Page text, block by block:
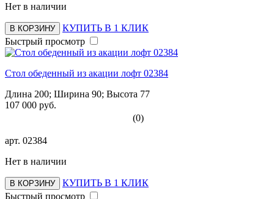
Нет в наличии
В КОРЗИНУ
КУПИТЬ В 1 КЛИК
Быстрый просмотр
Стол обеденный из акации лофт 02384
Длина 200; Ширина 90; Высота 77
107 000 руб.
(0)
арт. 02384
Нет в наличии
В КОРЗИНУ
КУПИТЬ В 1 КЛИК
Быстрый просмотр